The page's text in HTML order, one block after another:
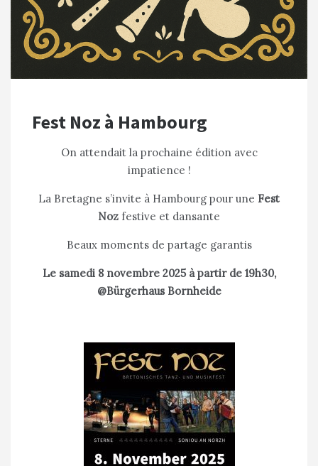
Fest Noz à Hambourg
On attendait la prochaine édition avec
impatience !
La Bretagne s’invite à Hambourg pour une Fest
Noz festive et dansante
Beaux moments de partage garantis
Le samedi 8 novembre 2025 à partir de 19h30,
@Bürgerhaus Bornheide